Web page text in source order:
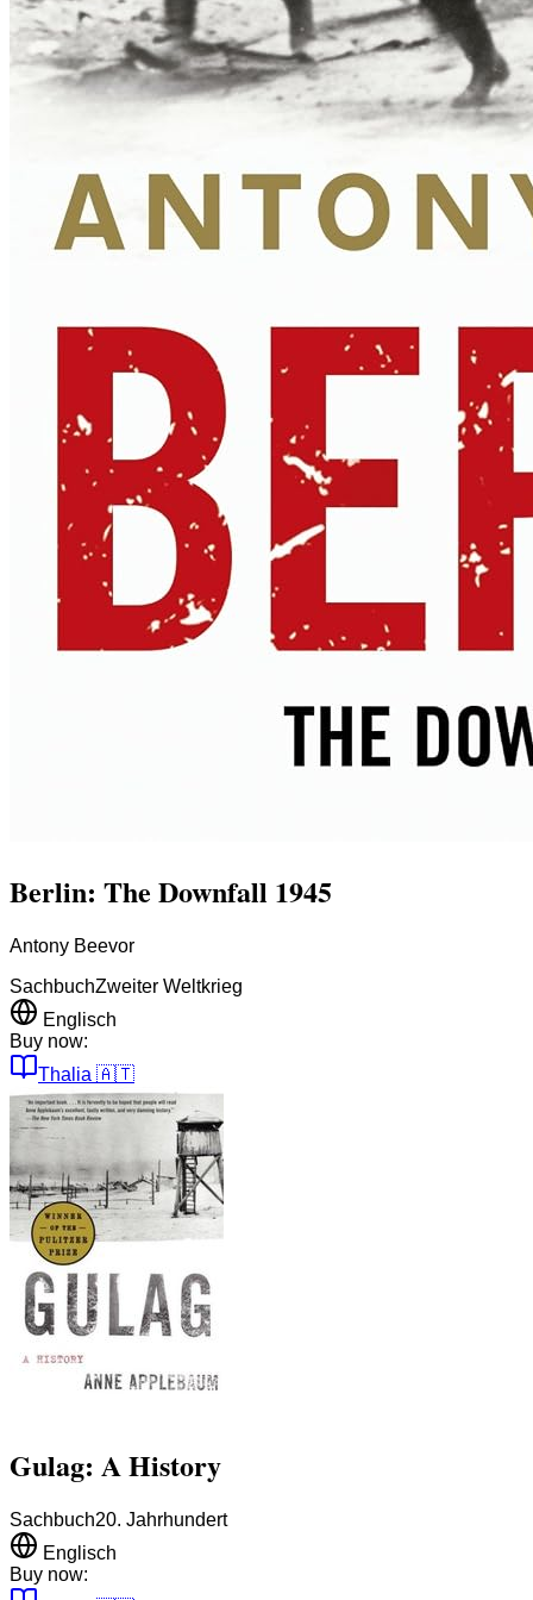
Berlin: The Downfall 1945
Antony Beevor
SachbuchZweiter Weltkrieg
Englisch
Buy now:
Thalia 🇦🇹
Gulag: A History
Sachbuch20. Jahrhundert
Englisch
Buy now: